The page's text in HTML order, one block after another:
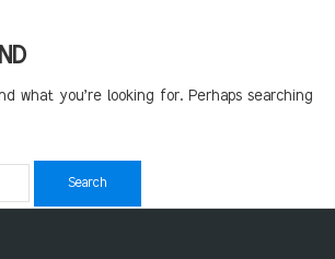
what you’re looking for. Perhaps searching